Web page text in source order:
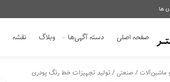
ها
صفحه اصلی دسته آگهی‌ها وبلاگ نقشه
ماشین‌آلات / صنعتی / تولید تجهیزات خط رنگ پودری